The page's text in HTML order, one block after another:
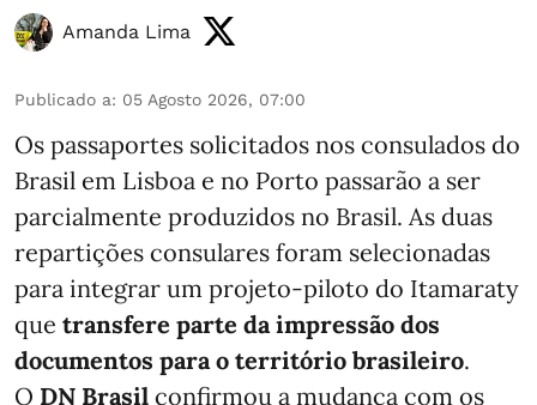
Amanda Lima
Publicado a: 05 Agosto 2026, 07:00
Os passaportes solicitados nos consulados do
Brasil em Lisboa e no Porto passarão a ser
parcialmente produzidos no Brasil. As duas
repartições consulares foram selecionadas
para integrar um projeto-piloto do Itamaraty
que transfere parte da impressão dos
documentos para o território brasileiro.
O DN Brasil confirmou a mudança com os